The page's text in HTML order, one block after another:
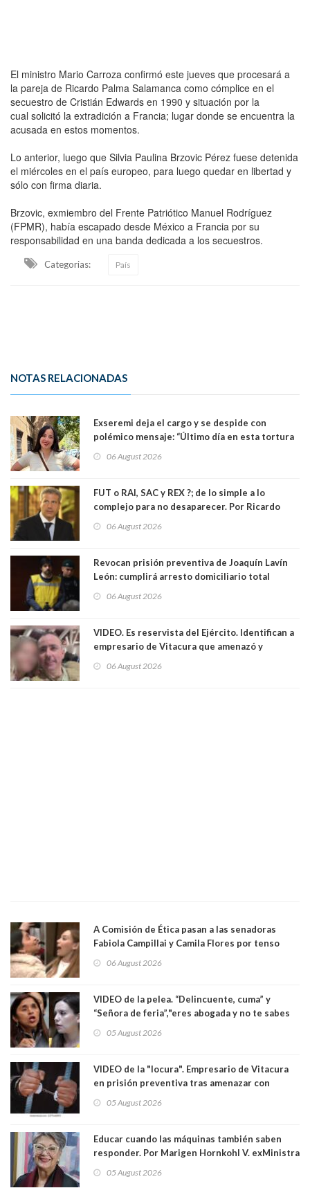
El ministro Mario Carroza confirmó este jueves que procesará a
la pareja de Ricardo Palma Salamanca como cómplice en el
secuestro de Cristián Edwards en 1990 y situación por la
cual solicitó la extradición a Francia; lugar donde se encuentra la
acusada en estos momentos.
Lo anterior, luego que Silvia Paulina Brzovic Pérez fuese detenida
el miércoles en el país europeo, para luego quedar en libertad y
sólo con firma diaria.
Brzovic, exmiembro del Frente Patriótico Manuel Rodríguez
(FPMR), había escapado desde México a Francia por su
responsabilidad en una banda dedicada a los secuestros.
Categorias: País
NOTAS RELACIONADAS
Exseremi deja el cargo y se despide con
polémico mensaje: “Último día en esta tortura
06 August 2026
FUT o RAI, SAC y REX ?; de lo simple a lo
complejo para no desaparecer. Por Ricardo
06 August 2026
Revocan prisión preventiva de Joaquín Lavín
León: cumplirá arresto domiciliario total
06 August 2026
VIDEO. Es reservista del Ejército. Identifican a
empresario de Vitacura que amenazó y
al "ring raja". Se trata de Andrés Arrieta y la
06 August 2026
A Comisión de Ética pasan a las senadoras
Fabiola Campillai y Camila Flores por tenso
06 August 2026
VIDEO de la pelea. “Delincuente, cuma” y
“Señora de feria”,"eres abogada y no te sabes
senadoras Camila Flores y Fabiola Campillai en
05 August 2026
VIDEO de la "locura". Empresario de Vitacura
en prisión preventiva tras amenazar con
Los persiguió en potente camioneta
05 August 2026
Educar cuando las máquinas también saben
responder. Por Marigen Hornkohl V. exMinistra
05 August 2026